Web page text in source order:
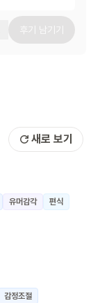
후기 남기기
새로 보기
유머감각
편식
감정조절